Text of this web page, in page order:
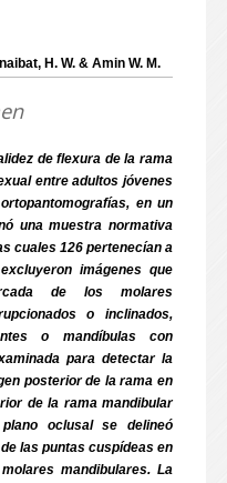
H. W. & Amin W. M.
de flexura de la rama
entre adultos jóvenes
en un
una muestra normativa
cuales 126 pertenecían a
imágenes que
de los molares
o inclinados,
o mandíbulas con
para detectar la
posterior de la rama en
de la rama mandibular
oclusal se delineó
las puntas cuspídeas en
mandibulares. La